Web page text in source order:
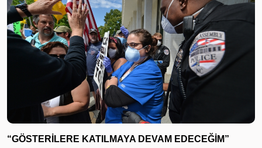
“GÖSTERİLERE KATILMAYA DEVAM EDECEĞİM”